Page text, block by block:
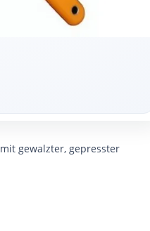
gewalzter, gepresster